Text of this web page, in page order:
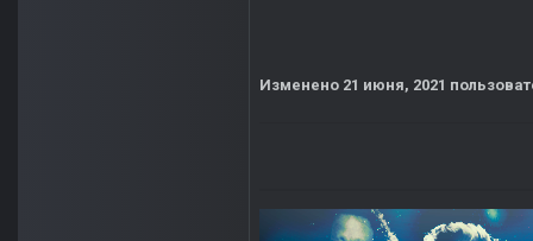
Изменено 21 июня, 2021